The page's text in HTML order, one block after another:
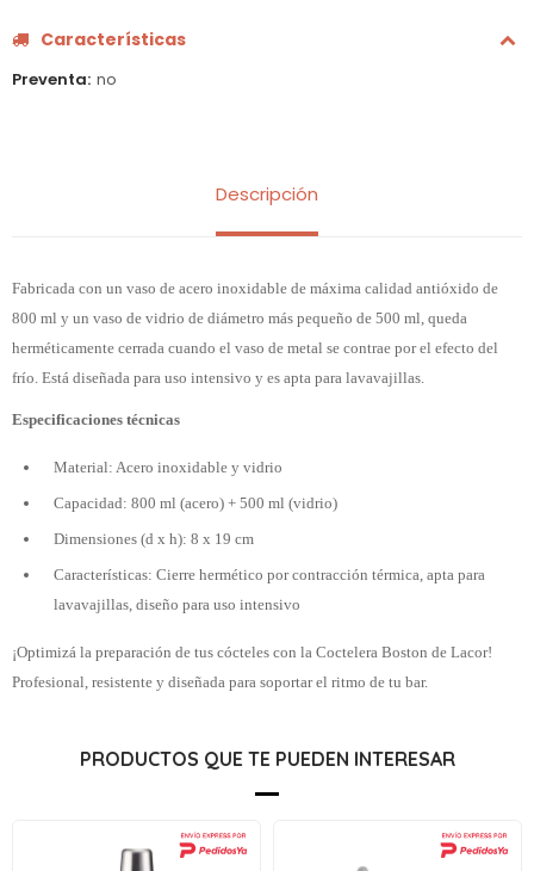
Características
Preventa no
Descripción
Fabricada con un vaso de acero inoxidable de máxima calidad antióxido de
800 ml y un vaso de vidrio de diámetro más pequeño de 500 ml, queda
herméticamente cerrada cuando el vaso de metal se contrae por el efecto del
frío. Está diseñada para uso intensivo y es apta para lavavajillas.
Especificaciones técnicas
Material: Acero inoxidable y vidrio
Capacidad: 800 ml (acero) + 500 ml (vidrio)
Dimensiones (d x h): 8 x 19 cm
Características: Cierre hermético por contracción térmica, apta para
lavavajillas, diseño para uso intensivo
¡Optimizá la preparación de tus cócteles con la Coctelera Boston de Lacor!
Profesional, resistente y diseñada para soportar el ritmo de tu bar.
PRODUCTOS QUE TE PUEDEN INTERESAR